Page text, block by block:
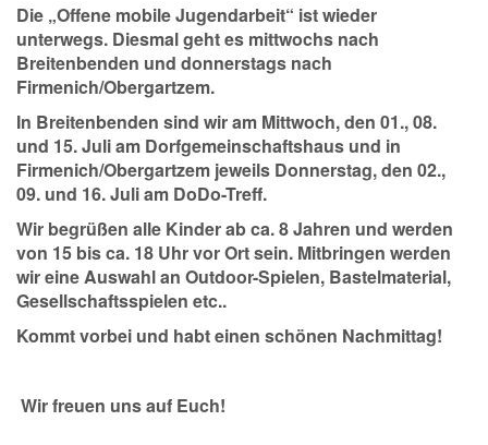
Die „Offene mobile Jugendarbeit“ ist wieder
unterwegs. Diesmal geht es mittwochs nach
Breitenbenden und donnerstags nach
Firmenich/Obergartzem.
In Breitenbenden sind wir am Mittwoch, den 01., 08.
und 15. Juli am Dorfgemeinschaftshaus und in
Firmenich/Obergartzem jeweils Donnerstag, den 02.,
09. und 16. Juli am DoDo-Treff.
Wir begrüßen alle Kinder ab ca. 8 Jahren und werden
von 15 bis ca. 18 Uhr vor Ort sein. Mitbringen werden
wir eine Auswahl an Outdoor-Spielen, Bastelmaterial,
Gesellschaftsspielen etc..
Kommt vorbei und habt einen schönen Nachmittag!
Wir freuen uns auf Euch!